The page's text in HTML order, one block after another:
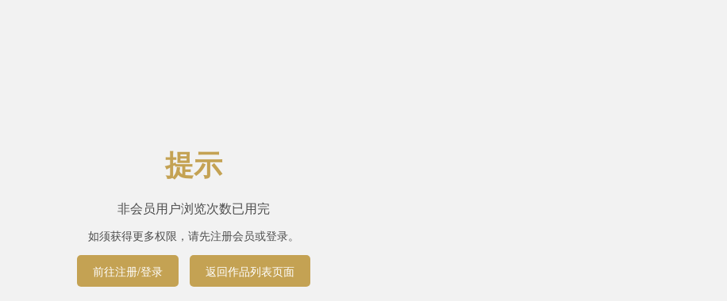
提示
非会员用户浏览次数已用完
如须获得更多权限，请先注册会员或登录。
前往注册/登录 返回作品列表页面